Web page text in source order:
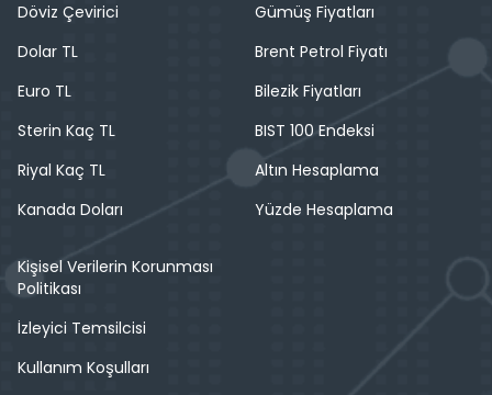
Döviz Çevirici
Dolar TL
Euro TL
Sterin Kaç TL
Riyal Kaç TL
Kanada Doları
Gümüş Fiyatları
Brent Petrol Fiyatı
Bilezik Fiyatları
BIST 100 Endeksi
Altın Hesaplama
Yüzde Hesaplama
Kişisel Verilerin Korunması
Politikası
İzleyici Temsilcisi
Kullanım Koşulları